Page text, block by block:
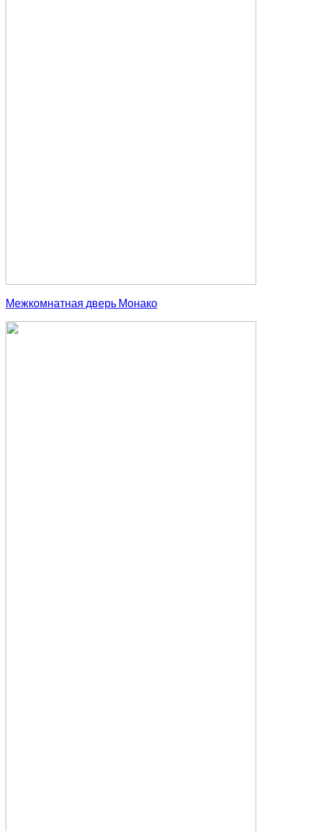
Межкомнатная дверь Монако